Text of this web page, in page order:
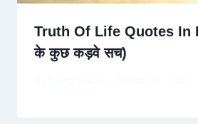
Truth Of Life Quotes In
के कुछ कड़वे सच)